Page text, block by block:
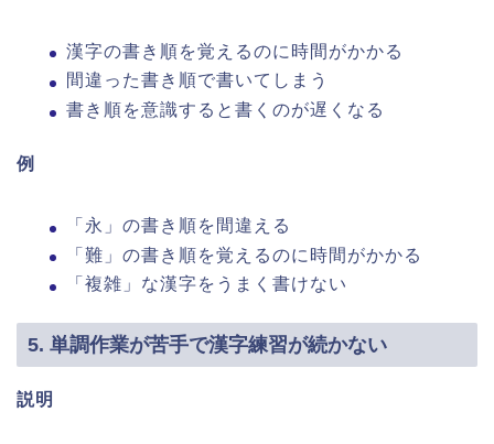
漢字の書き順を覚えるのに時間がかかる
間違った書き順で書いてしまう
書き順を意識すると書くのが遅くなる
例
「永」の書き順を間違える
「難」の書き順を覚えるのに時間がかかる
「複雑」な漢字をうまく書けない
5. 単調作業が苦手で漢字練習が続かない
説明